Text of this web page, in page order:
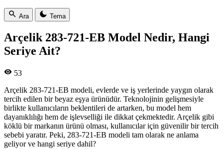
Ara Tema
Arçelik 283-721-EB Model Nedir, Hangi
Seriye Ait?
53
Arçelik 283-721-EB modeli, evlerde ve iş yerlerinde yaygın olarak
tercih edilen bir beyaz eşya ürünüdür. Teknolojinin gelişmesiyle
birlikte kullanıcıların beklentileri de artarken, bu model hem
dayanıklılığı hem de işlevselliği ile dikkat çekmektedir. Arçelik gibi
köklü bir markanın ürünü olması, kullanıcılar için güvenilir bir tercih
sebebi yaratır. Peki, 283-721-EB modeli tam olarak ne anlama
geliyor ve hangi seriye dahil?